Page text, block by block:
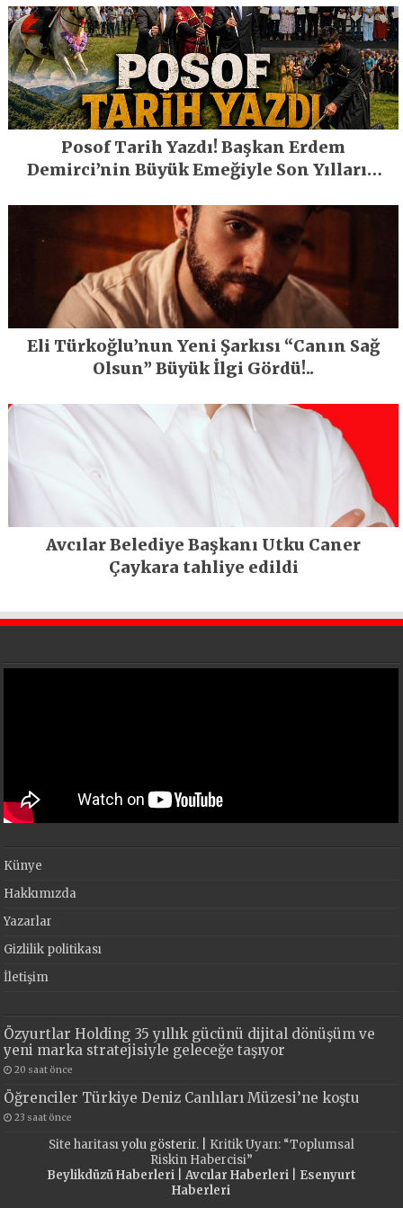
Posof Tarih Yazdı! Başkan Erdem
Demirci’nin Büyük Emeğiyle Son Yılların
Eli Türkoğlu’nun Yeni Şarkısı “Canın Sağ
Olsun” Büyük İlgi Gördü!..
Avcılar Belediye Başkanı Utku Caner
Çaykara tahliye edildi
Künye
Hakkımızda
Yazarlar
Gizlilik politikası
İletişim
Özyurtlar Holding 35 yıllık gücünü dijital dönüşüm ve
yeni marka stratejisiyle geleceğe taşıyor
20 saat önce
Öğrenciler Türkiye Deniz Canlıları Müzesi’ne koştu
23 saat önce
Site haritasıyolu gösterir. | Kritik Uyarı: “Toplumsal
Riskin Habercisi”
Beylikdüzü Haberleri| Avcılar Haberleri| Esenyurt
Haberleri